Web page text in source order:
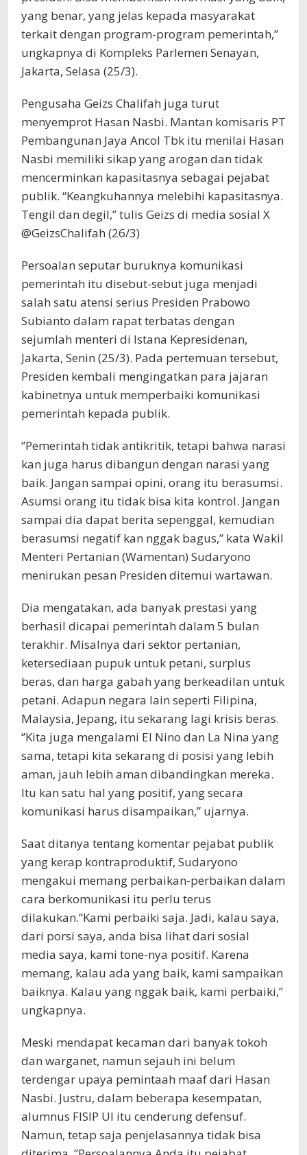
yang benar, yang jelas kepada masyarakat
terkait dengan program-program pemerintah,’’
ungkapnya di Kompleks Parlemen Senayan,
Jakarta, Selasa (25/3).
Pengusaha Geizs Chalifah juga turut
menyemprot Hasan Nasbi. Mantan komisaris PT
Pembangunan Jaya Ancol Tbk itu menilai Hasan
Nasbi memiliki sikap yang arogan dan tidak
mencerminkan kapasitasnya sebagai pejabat
publik. “Keangkuhannya melebihi kapasitasnya.
Tengil dan degil,’’ tulis Geizs di media sosial X
@GeizsChalifah (26/3)
Persoalan seputar buruknya komunikasi
pemerintah itu disebut-sebut juga menjadi
salah satu atensi serius Presiden Prabowo
Subianto dalam rapat terbatas dengan
sejumlah menteri di Istana Kepresidenan,
Jakarta, Senin (25/3). Pada pertemuan tersebut,
Presiden kembali mengingatkan para jajaran
kabinetnya untuk memperbaiki komunikasi
pemerintah kepada publik.
‘’Pemerintah tidak antikritik, tetapi bahwa narasi
kan juga harus dibangun dengan narasi yang
baik. Jangan sampai opini, orang itu berasumsi.
Asumsi orang itu tidak bisa kita kontrol. Jangan
sampai dia dapat berita sepenggal, kemudian
berasumsi negatif kan nggak bagus,” kata Wakil
Menteri Pertanian (Wamentan) Sudaryono
menirukan pesan Presiden ditemui wartawan.
Dia mengatakan, ada banyak prestasi yang
berhasil dicapai pemerintah dalam 5 bulan
terakhir. Misalnya dari sektor pertanian,
ketersediaan pupuk untuk petani, surplus
beras, dan harga gabah yang berkeadilan untuk
petani. Adapun negara lain seperti Filipina,
Malaysia, Jepang, itu sekarang lagi krisis beras.
‘’Kita juga mengalami El Nino dan La Nina yang
sama, tetapi kita sekarang di posisi yang lebih
aman, jauh lebih aman dibandingkan mereka.
Itu kan satu hal yang positif, yang secara
komunikasi harus disampaikan,” ujarnya.
Saat ditanya tentang komentar pejabat publik
yang kerap kontraproduktif, Sudaryono
mengakui memang perbaikan-perbaikan dalam
cara berkomunikasi itu perlu terus
dilakukan.“Kami perbaiki saja. Jadi, kalau saya,
dari porsi saya, anda bisa lihat dari sosial
media saya, kami tone-nya positif. Karena
memang, kalau ada yang baik, kami sampaikan
baiknya. Kalau yang nggak baik, kami perbaiki,”
ungkapnya.
Meski mendapat kecaman dari banyak tokoh
dan warganet, namun sejauh ini belum
terdengar upaya pemintaah maaf dari Hasan
Nasbi. Justru, dalam beberapa kesempatan,
alumnus FISIP UI itu cenderung defensuf.
Namun, tetap saja penjelasannya tidak bisa